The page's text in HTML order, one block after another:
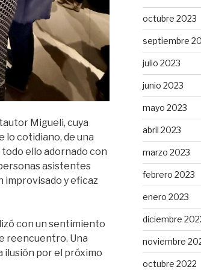
Migueli, cuya
lo cotidiano, de una
ello adornado con
asistentes
improvisado y eficaz
con un sentimiento
reencuentro. Una
ilusión por el próximo
octubre 2023
septiembre
julio 2023
junio 2023
mayo 2023
abril 2023
marzo 2023
febrero 2023
enero 2023
diciembre
noviembre
octubre 2022